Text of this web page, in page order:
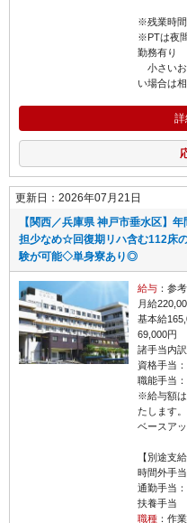
※残業時
※PTは夜
勤務有り
小さいお
い場合は
詳
更新日：2026年07月21日
【関西／兵庫県 神戸市垂水区】
担少なめ☆回復期リハ含む112床
験が可能◇単身寮あり◎
給与：参
月給
基本給
69,000円
諸手当内訳
資格手当
職能手当
※給与額は
たします。
ベースア
【別途支
時間外手当
通勤手当
扶養手当
職種：作